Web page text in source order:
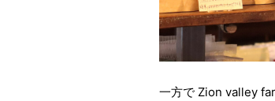
一方で Zion valley